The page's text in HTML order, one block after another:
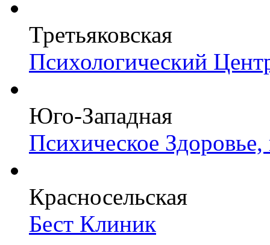
Третьяковская
Психологический
Юго-Западная
Психическое Здоровье,
Красносельская
Бест Клиник